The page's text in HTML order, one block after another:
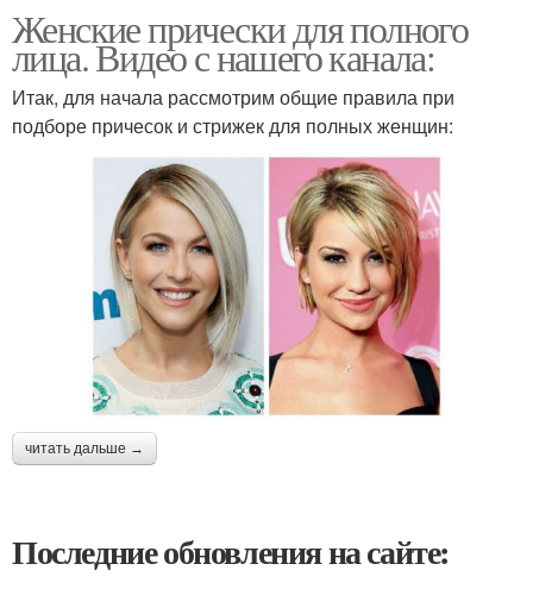
Женские прически для полного
лица. Видео с нашего канала:
Итак, для начала рассмотрим общие правила при
подборе причесок и стрижек для полных женщин:
читать дальше →
Последние обновления на сайте: